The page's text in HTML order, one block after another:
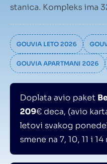
stanica. Kompleks ima
GOUVIA LETO 2026
GOUVIA APARTMANI 2026
Doplata avio paket
209€ deca, (avio
letovi svakog
smene na 7, 10, 11 i